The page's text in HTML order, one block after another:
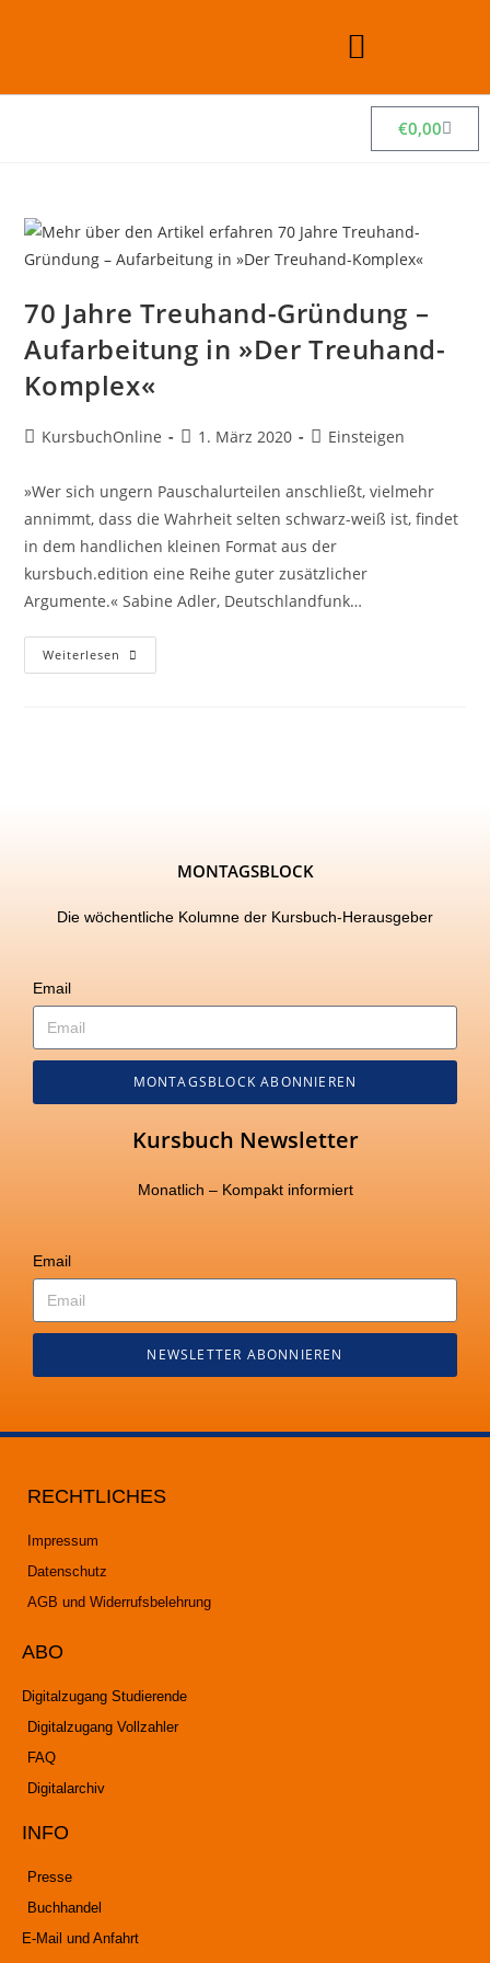
€0,00
70 Jahre Treuhand-Gründung –
Aufarbeitung in »Der Treuhand-
Komplex«
KursbuchOnline 1. März 2020 Einsteigen
»Wer sich ungern Pauschalurteilen anschließt, vielmehr
annimmt, dass die Wahrheit selten schwarz-weiß ist, findet
in dem handlichen kleinen Format aus der
kursbuch.edition eine Reihe guter zusätzlicher
Argumente.« Sabine Adler, Deutschlandfunk…
Weiterlesen
MONTAGSBLOCK
Die wöchentliche Kolumne der Kursbuch-Herausgeber
Email
MONTAGSBLOCK ABONNIEREN
Kursbuch Newsletter
Monatlich – Kompakt informiert
Email
NEWSLETTER ABONNIEREN
RECHTLICHES
Impressum
Datenschutz
AGB und Widerrufsbelehrung
ABO
Digitalzugang Studierende
Digitalzugang Vollzahler
FAQ
Digitalarchiv
INFO
Presse
Buchhandel
E-Mail und Anfahrt